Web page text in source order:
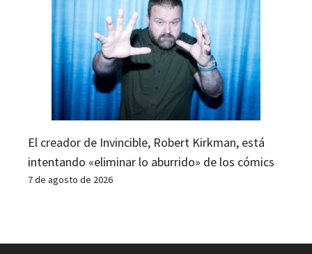
El creador de Invincible, Robert Kirkman, está
intentando «eliminar lo aburrido» de los cómics
7 de agosto de 2026